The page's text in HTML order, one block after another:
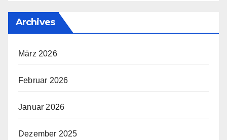
Archives
März 2026
Februar 2026
Januar 2026
Dezember 2025